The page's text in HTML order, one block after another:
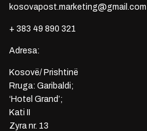
kosovapost.marketing@gmail.com
+ 383 49 890 321
Adresa:
Kosovë/ Prishtinë
Rruga: Garibaldi;
‘Hotel Grand’;
Kati II
Zyra nr. 13